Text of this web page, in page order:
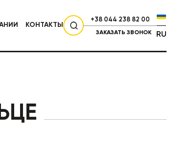
КОНТАКТЫ
+38 044 238 82 00
ЗАКАЗАТЬ ЗВОНОК RU